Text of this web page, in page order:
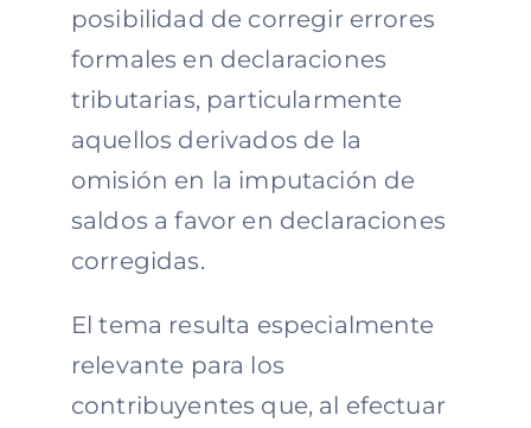
posibilidad de corregir errores
formales en declaraciones
tributarias, particularmente
aquellos derivados de la
omisión en la imputación de
saldos a favor en declaraciones
corregidas.
El tema resulta especialmente
relevante para los
contribuyentes que, al efectuar